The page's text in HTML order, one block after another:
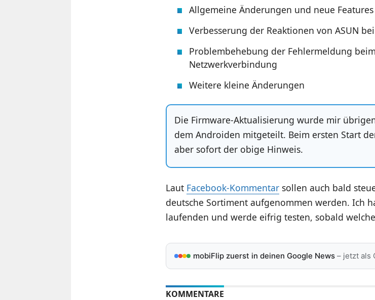
Allgemeine Änderungen und neue
Verbesserung der Reaktionen von ASUN
Problembehebung der Fehlermeldung
Netzwerkverbindung
Weitere kleine Änderungen
Die Firmware-Aktualisierung wurde mir
dem Androiden mitgeteilt. Beim ersten Start
aber sofort der obige Hinweis.
Laut Facebook-Kommentarsollen auch bald
deutsche Sortiment aufgenommen werden. Ich
laufenden und werde eifrig testen, sobald
mobiFlip zuerst in deinen Google News– jetzt als
KOMMENTARE